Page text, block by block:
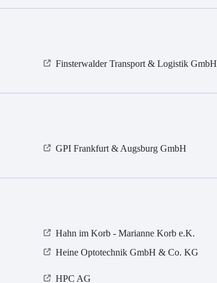
Finsterwalder Transport & Logistik GmbH
GPI Frankfurt & Augsburg GmbH
Hahn im Korb - Marianne Korb e.K.
Heine Optotechnik GmbH & Co. KG
HPC AG